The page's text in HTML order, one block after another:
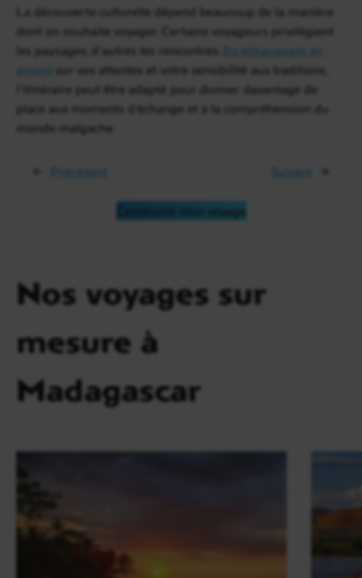
La découverte culturelle dépend beaucoup de la manière
dont on souhaite voyager. Certains voyageurs privilégient
les paysages, d’autres les rencontres.
En échangeant en
amont
sur vos attentes et votre sensibilité aux traditions,
l’itinéraire peut être adapté pour donner davantage de
place aux moments d’échange et à la compréhension du
monde malgache.
← Suivant →
Construire mon voyage
Nos voyages sur
mesure à
Madagascar